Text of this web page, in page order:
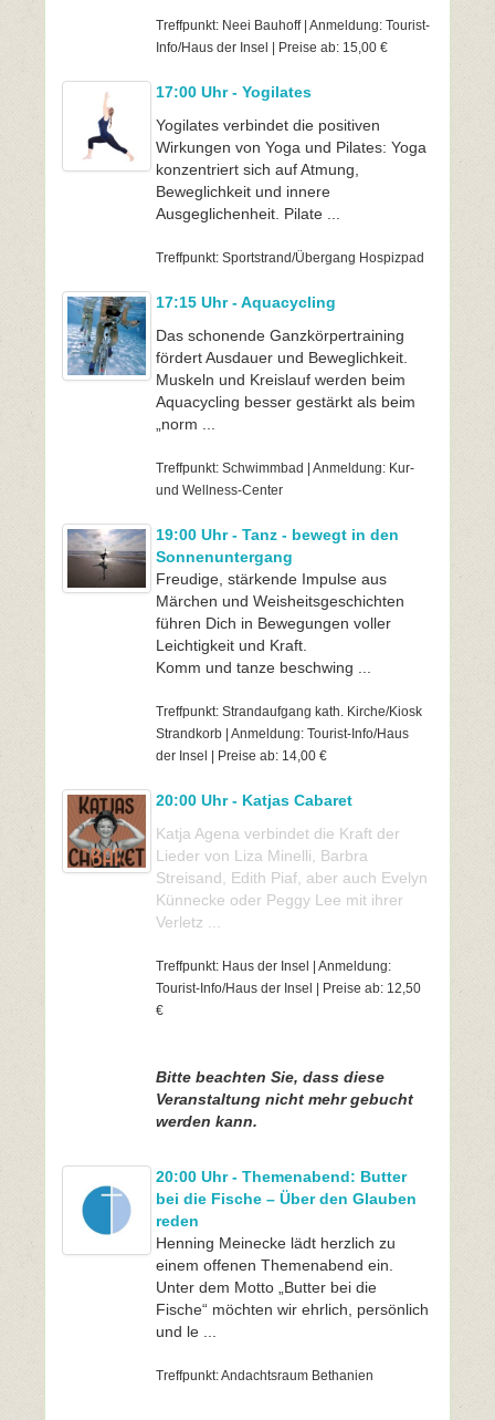
Treffpunkt: Neei Bauhoff | Anmeldung: Tourist-
Info/Haus der Insel | Preise ab: 15,00 €
17:00 Uhr - Yogilates
Yogilates verbindet die positiven
Wirkungen von Yoga und Pilates: Yoga
konzentriert sich auf Atmung,
Beweglichkeit und innere
Ausgeglichenheit. Pilate ...
Treffpunkt: Sportstrand/Übergang Hospizpad
17:15 Uhr - Aquacycling
Das schonende Ganzkörpertraining
fördert Ausdauer und Beweglichkeit.
Muskeln und Kreislauf werden beim
Aquacycling besser gestärkt als beim
„norm ...
Treffpunkt: Schwimmbad | Anmeldung: Kur-
und Wellness-Center
19:00 Uhr - Tanz - bewegt in den
Sonnenuntergang
Freudige, stärkende Impulse aus
Märchen und Weisheitsgeschichten
führen Dich in Bewegungen voller
Leichtigkeit und Kraft.
Komm und tanze beschwing ...
Treffpunkt: Strandaufgang kath. Kirche/Kiosk
Strandkorb | Anmeldung: Tourist-Info/Haus
der Insel | Preise ab: 14,00 €
20:00 Uhr - Katjas Cabaret
Katja Agena verbindet die Kraft der
Lieder von Liza Minelli, Barbra
Streisand, Edith Piaf, aber auch Evelyn
Künnecke oder Peggy Lee mit ihrer
Verletz ...
Treffpunkt: Haus der Insel | Anmeldung:
Tourist-Info/Haus der Insel | Preise ab: 12,50
€
Bitte beachten Sie, dass diese
Veranstaltung nicht mehr gebucht
werden kann.
20:00 Uhr - Themenabend: Butter
bei die Fische – Über den Glauben
reden
Henning Meinecke lädt herzlich zu
einem offenen Themenabend ein.
Unter dem Motto „Butter bei die
Fische“ möchten wir ehrlich, persönlich
und le ...
Treffpunkt: Andachtsraum Bethanien